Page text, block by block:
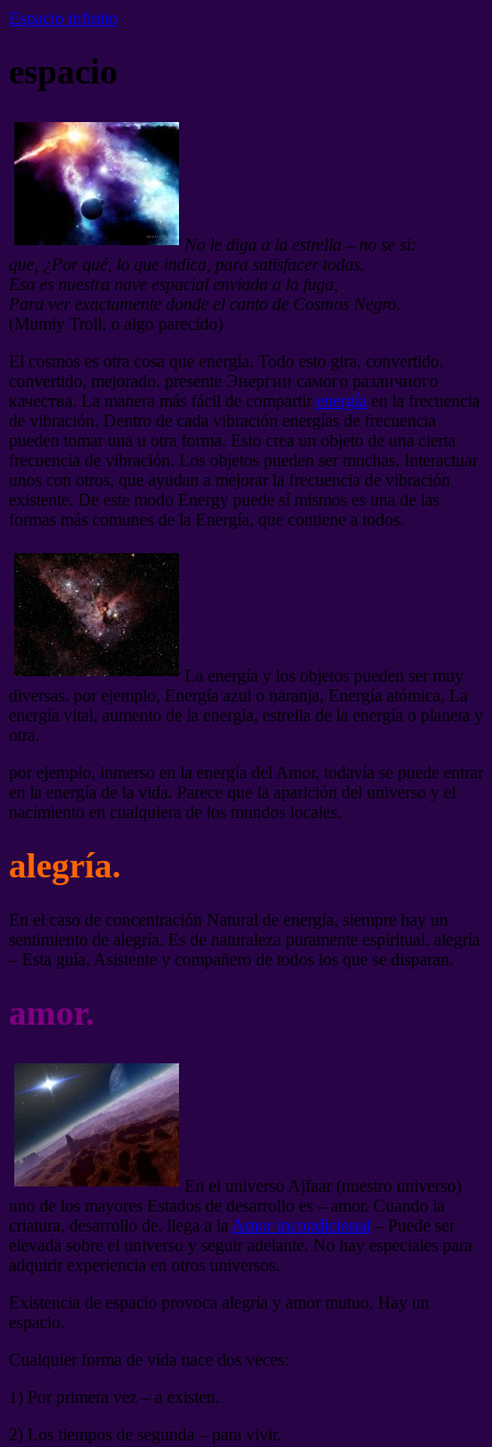
Espacio infinito
espacio
No le diga a la estrella – no se si:
que, ¿Por qué, lo que indica, para satisfacer todas.
Esa es nuestra nave espacial enviada a la fuga,
Para ver exactamente donde el canto de Cosmos Negro.
(Mumiy Troll, o algo parecido)
El cosmos es otra cosa que energía. Todo esto gira, convertido,
convertido, mejorado. presente Энергии самого различного
качества. La manera más fácil de compartir energía en la frecuencia
de vibración. Dentro de cada vibración energías de frecuencia
pueden tomar una u otra forma. Esto crea un objeto de una cierta
frecuencia de vibración. Los objetos pueden ser muchas. Interactuar
unos con otros, que ayudan a mejorar la frecuencia de vibración
existente. De este modo Energy puede sí mismos es una de las
formas más comunes de la Energía, que contiene a todos.
La energía y los objetos pueden ser muy
diversas. por ejemplo, Energía azul o naranja, Energía atómica, La
energía vital, aumento de la energía, estrella de la energía o planeta y
otra.
por ejemplo, inmerso en la energía del Amor, todavía se puede entrar
en la energía de la vida. Parece que la aparición del universo y el
nacimiento en cualquiera de los mundos locales.
alegría.
En el caso de concentración Natural de energía, siempre hay un
sentimiento de alegría. Es de naturaleza puramente espiritual. alegría
– Esta guía, Asistente y compañero de todos los que se disparan.
amor.
En el universo Ajfaar (nuestro universo)
uno de los mayores Estados de desarrollo es – amor. Cuando la
criatura, desarrollo de, llega a la Amor incondicional – Puede ser
elevada sobre el universo y seguir adelante. No hay especiales para
adquirir experiencia en otros universos.
Existencia de espacio provoca alegría y amor mutuo. Hay un
espacio.
Cualquier forma de vida nace dos veces:
1) Por primera vez – a existen.
2) Los tiempos de segunda – para vivir.